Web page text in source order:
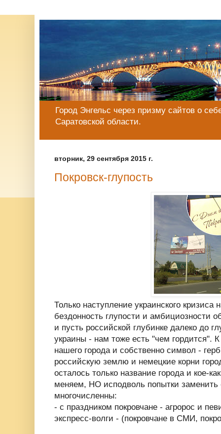
Город Энгельс через призму сайтов о
Саратовской области.
вторник, 29 сентября 2015 г.
Покровск-глупость
Только наступление украинского кризиса
бездонность глупости и амбициозности
и пусть российской глубинке далеко до
украины - нам тоже есть "чем гордится".
нашего города и собственно символ -
российскую землю и немецкие корни
осталось только название города и кое-
меняем, НО исподволь попытки заменить
многочисленны:
- с праздником покровчане - агророс и
экспресс-волги - (покровчане в СМИ,